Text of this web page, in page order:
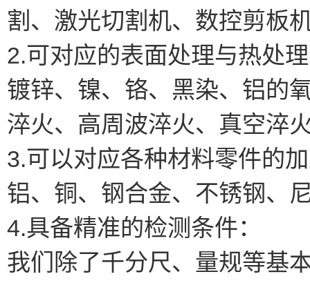
割、激光切割机、数控剪板
2.可对应的表面处理与热处
镀锌、镍、铬、黑染、铝的
淬火、高周波淬火、真空淬
3.可以对应各种材料零件的
铝、铜、钢合金、不锈钢、
4.具备精准的检测条件：
我们除了千分尺、量规等基